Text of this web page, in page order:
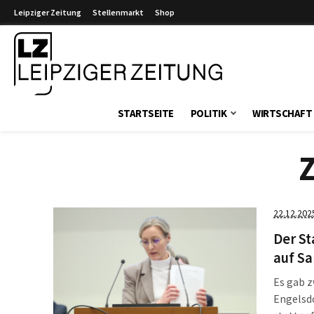
Leipziger Zeitung Stellenmarkt Shop
STARTSEITE POLITIK WIRTSCHAFT
Der
auf
Es gab